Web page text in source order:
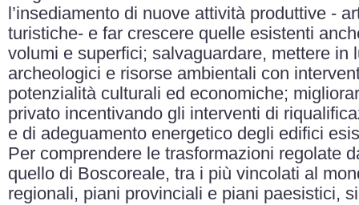
l’insediamento di nuove attività produttive -
turistiche- e far crescere quelle esistenti
volumi e superfici; salvaguardare, mettere in
archeologici e risorse ambientali con
potenzialità culturali ed economiche;
privato incentivando gli interventi di
e di adeguamento energetico degli edifici
Per comprendere le trasformazioni regolate
quello di Boscoreale, tra i più vincolati al
regionali, piani provinciali e piani paesistici,